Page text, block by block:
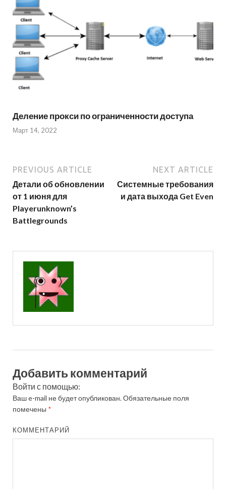
Деление прокси по ограниченности доступа
Март 14, 2022
PREVIOUS ARTICLE
Детали об обновлении
от 1 июня для
Playerunknown’s
Battlegrounds
NEXT ARTICLE
Системные требования
и дата выхода Get Even
Добавить комментарий
Войти с помощью:
Ваш e-mail не будет опубликован.Обязательные поля
помечены *
КОММЕНТАРИЙ